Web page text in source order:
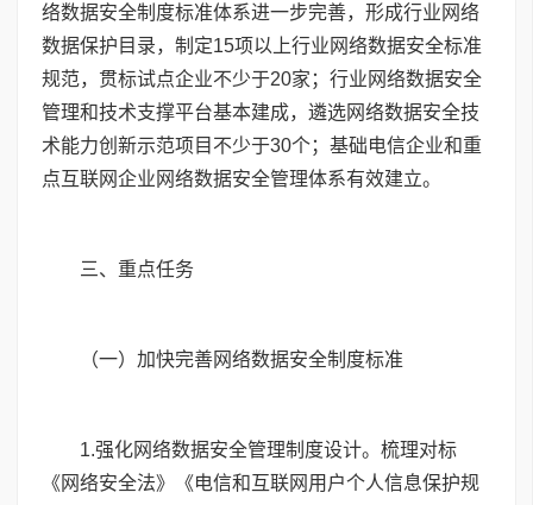
络数据安全制度标准体系进一步完善，形成行业网络
数据保护目录，制定15项以上行业网络数据安全标准
规范，贯标试点企业不少于20家；行业网络数据安全
管理和技术支撑平台基本建成，遴选网络数据安全技
术能力创新示范项目不少于30个；基础电信企业和重
点互联网企业网络数据安全管理体系有效建立。
三、重点任务
（一）加快完善网络数据安全制度标准
1.强化网络数据安全管理制度设计。梳理对标
《网络安全法》《电信和互联网用户个人信息保护规